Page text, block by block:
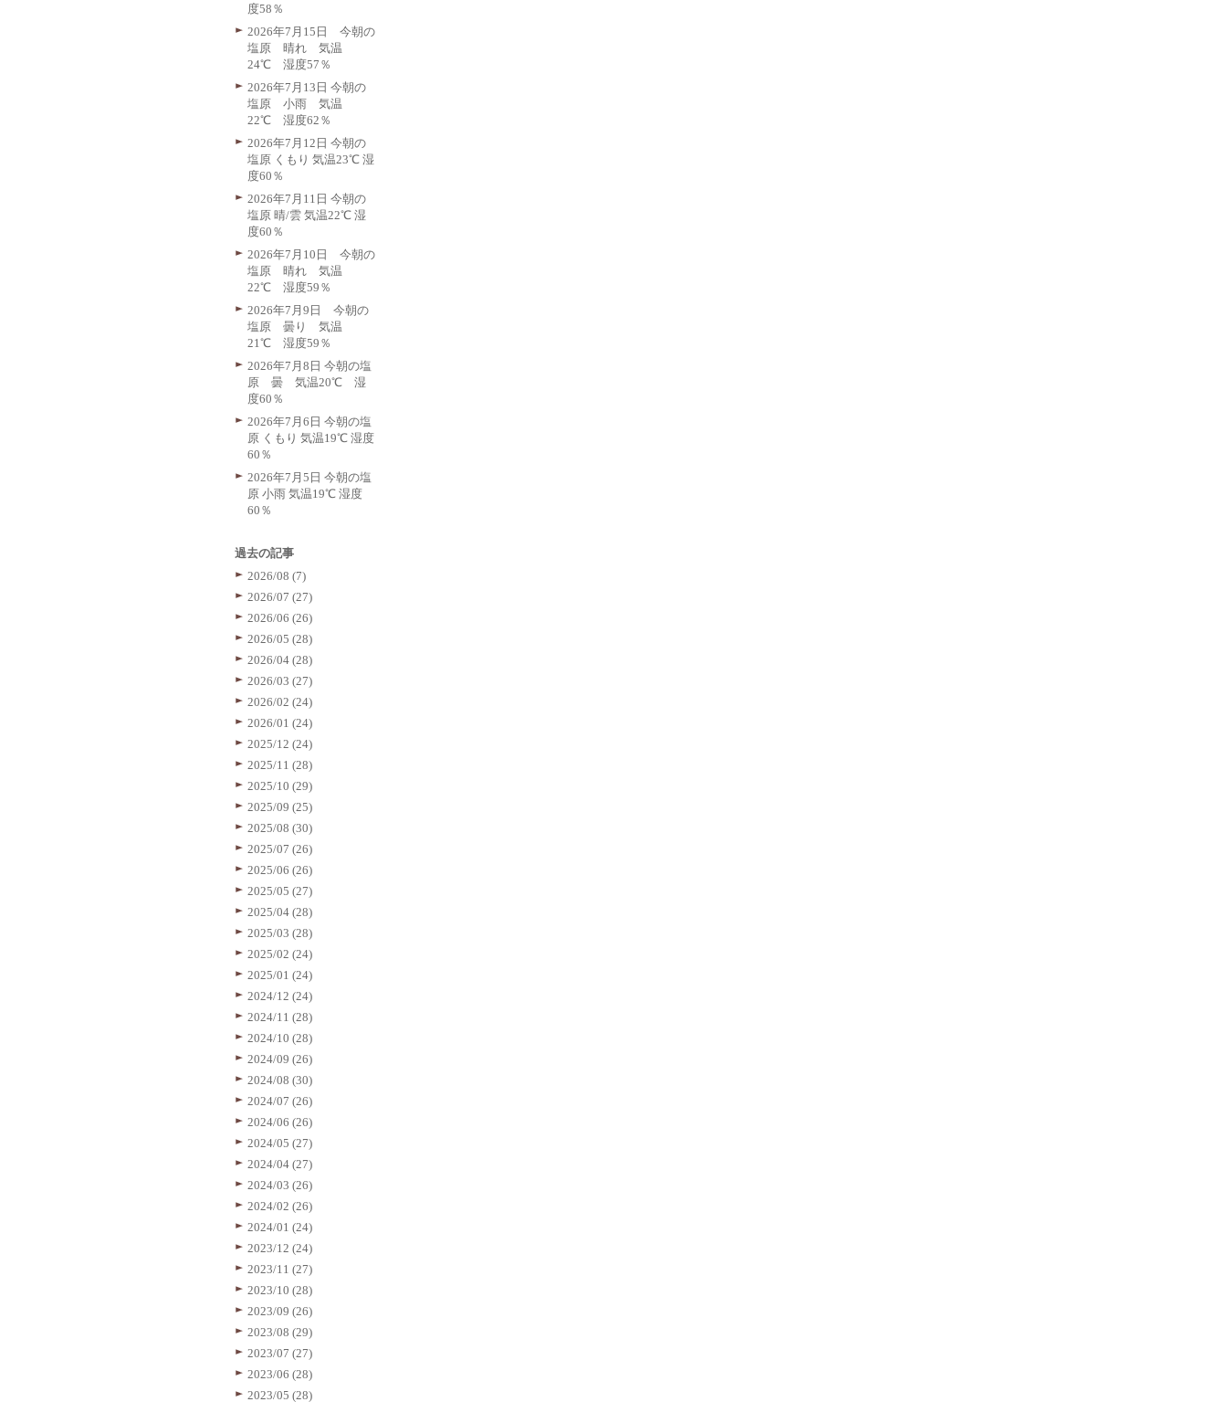
度58％
2026年7月15日 今朝の
塩原 晴れ 気温
24℃ 湿度57％
2026年7月13日 今朝の
塩原 小雨 気温
22℃ 湿度62％
2026年7月12日 今朝の
塩原 くもり 気温23℃ 湿
度60％
2026年7月11日 今朝の
塩原 晴/雲 気温22℃ 湿
度60％
2026年7月10日 今朝の
塩原 晴れ 気温
22℃ 湿度59％
2026年7月9日 今朝の
塩原 曇り 気温
21℃ 湿度59％
2026年7月8日 今朝の塩
原 曇 気温20℃ 湿
度60％
2026年7月6日 今朝の塩
原 くもり 気温19℃ 湿度
60％
2026年7月5日 今朝の塩
原 小雨 気温19℃ 湿度
60％
過去の記事
2026/08 (7)
2026/07 (27)
2026/06 (26)
2026/05 (28)
2026/04 (28)
2026/03 (27)
2026/02 (24)
2026/01 (24)
2025/12 (24)
2025/11 (28)
2025/10 (29)
2025/09 (25)
2025/08 (30)
2025/07 (26)
2025/06 (26)
2025/05 (27)
2025/04 (28)
2025/03 (28)
2025/02 (24)
2025/01 (24)
2024/12 (24)
2024/11 (28)
2024/10 (28)
2024/09 (26)
2024/08 (30)
2024/07 (26)
2024/06 (26)
2024/05 (27)
2024/04 (27)
2024/03 (26)
2024/02 (26)
2024/01 (24)
2023/12 (24)
2023/11 (27)
2023/10 (28)
2023/09 (26)
2023/08 (29)
2023/07 (27)
2023/06 (28)
2023/05 (28)